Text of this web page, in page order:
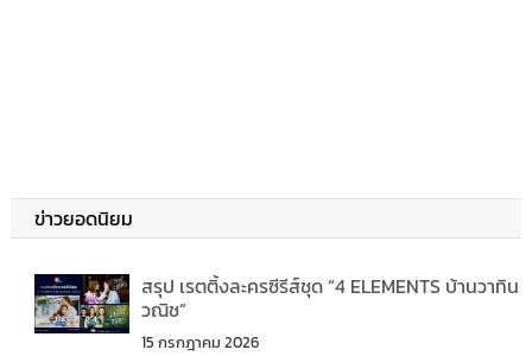
ข่าวยอดนิยม
สรุป เรตติ้งละครซีรีส์ชุด “4 ELEMENTS บ้านวาทิน
วณิช”
15 กรกฎาคม 2026